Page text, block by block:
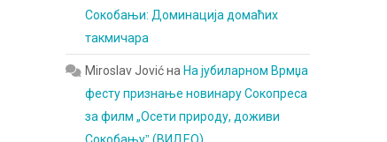
Сокобањи: Доминација домаћих
такмичара
Miroslav Jovićна На јубиларном Врмџа
фесту признање новинару Сокопреса
за филм „Осети природу, доживи